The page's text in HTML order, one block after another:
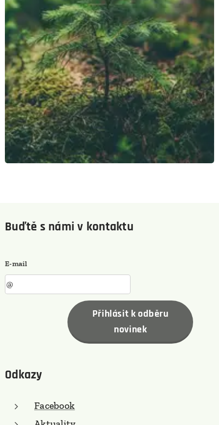
Buďtě s námi v kontaktu
E-mail
Přihlásit k odběru
novinek
Odkazy
Facebook